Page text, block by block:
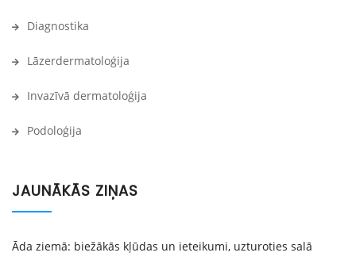
Diagnostika
Lāzerdermatoloģija
Invazīvā dermatoloģija
Podoloģija
JAUNĀKĀS ZIŅAS
Āda ziemā: biežākās kļūdas un ieteikumi, uzturoties salā